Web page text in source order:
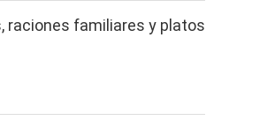
raciones familiares y platos grandes al